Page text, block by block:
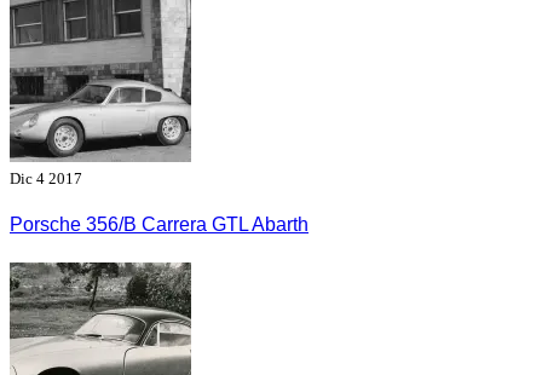
Dic 4 2017
Porsche 356/B Carrera GTL Abarth